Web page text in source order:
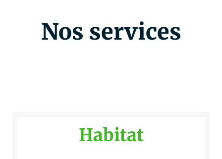
Nos services
Habitat